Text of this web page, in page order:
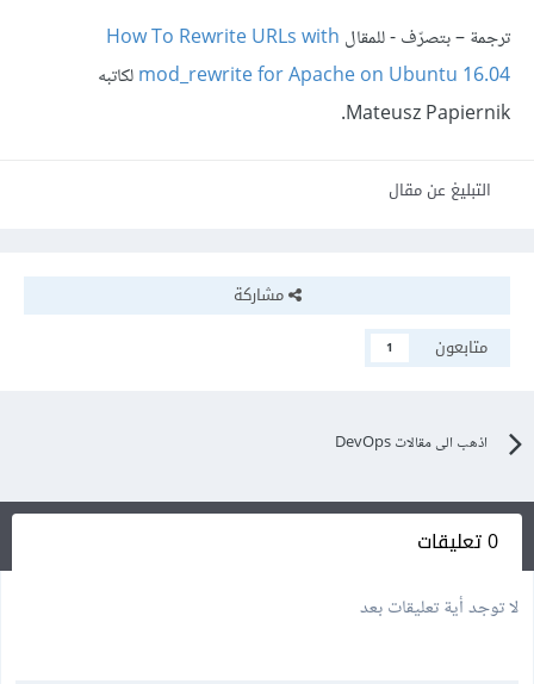
ترجمة – بتصرّف - للمقال How To Rewrite URLs with
mod_rewrite for Apache on Ubuntu 16.04لكاتبه
Mateusz Papiernik.
التبليغ عن مقال
مشاركة
متابعون
1
اذهب الى مقالات DevOps
0 تعليقات
لا توجد أية تعليقات بعد